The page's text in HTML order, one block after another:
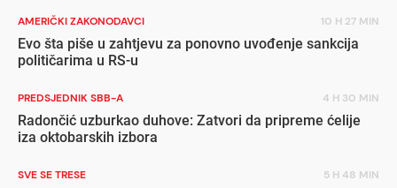
AMERIČKI ZAKONODAVCI 10 H 27 MIN
Evo šta piše u zahtjevu za ponovno uvođenje sankcija
političarima u RS-u
PREDSJEDNIK SBB-A 4 H 30 MIN
Radončić uzburkao duhove: Zatvori da pripreme ćelije
iza oktobarskih izbora
SVE SE TRESE 5 H 48 MIN